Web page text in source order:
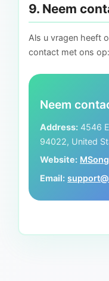
9. Neem
Als u vragen heeft
contact met ons op:
Neem
Address: 4546
94022, United
Website:
Email: